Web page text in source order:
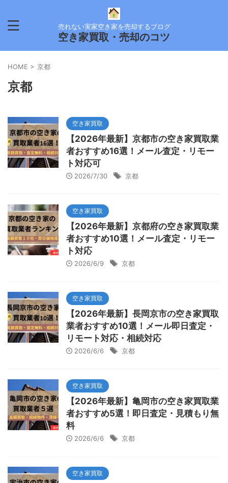
売れない実家空き家を売却するブログ
空き家買取・売却のコツ
HOME > 京都
京都
空き家買取
【2026年最新】京都市の空き家買取業
者おすすめ16選！メール査定・リモー
ト対応可
2026/7/30 京都
空き家買取
【2026年最新】京都府の空き家買取業
者おすすめ10選！メール査定・リモー
ト対応
2026/6/9 京都
空き家買取
【2026年最新】長岡京市の空き家買取
業者おすすめ10選！メール即日査定・
リモート対応・相続対応
2026/6/6 京都
空き家買取
【2026年最新】亀岡市の空き家買取業
者おすすめ5選！即日査定・見積もり無
料
2026/6/6 京都
空き家買取